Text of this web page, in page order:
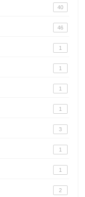
40
46
1
1
1
1
3
1
1
2